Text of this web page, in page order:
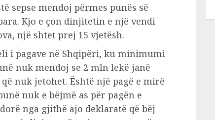
sepse mendoj përmes punës së
Kjo e çon dinjitetin e një vendi
një shtet prej 15 vjetësh.
i pagave në Shqipëri, ku minimumi
nuk mendoj se 2 mln lekë janë
nuk jetohet. Është një pagë e mirë
nuk e bëjmë as për pagën e
nga gjithë ajo deklaratë që bëj